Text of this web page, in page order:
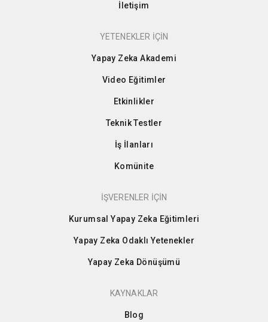
İletişim
YETENEKLER İÇİN
Yapay Zeka Akademi
Video Eğitimler
Etkinlikler
Teknik Testler
İş İlanları
Komünite
İŞVERENLER İÇİN
Kurumsal Yapay Zeka Eğitimleri
Yapay Zeka Odaklı Yetenekler
Yapay Zeka Dönüşümü
KAYNAKLAR
Blog